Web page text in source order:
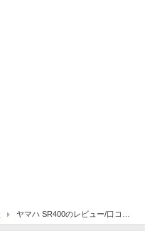
ヤマハ SR400のレビュー/口コミ/